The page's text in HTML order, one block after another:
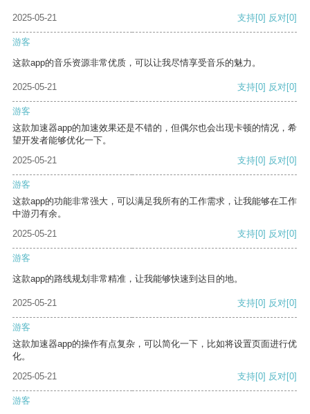
2025-05-21 支持[0] 反对[0]
游客
这款app的音乐资源非常优质，可以让我尽情享受音乐的魅力。
2025-05-21 支持[0] 反对[0]
游客
这款加速器app的加速效果还是不错的，但偶尔也会出现卡顿的情况，希
望开发者能够优化一下。
2025-05-21
支持[0] 反对[0]
游客
这款app的功能非常强大，可以满足我所有的工作需求，让我能够在工作
中游刃有余。
2025-05-21
支持[0] 反对[0]
游客
这款app的路线规划非常精准，让我能够快速到达目的地。
2025-05-21 支持[0] 反对[0]
游客
这款加速器app的操作有点复杂，可以简化一下，比如将设置页面进行优
化。
2025-05-21
支持[0] 反对[0]
游客